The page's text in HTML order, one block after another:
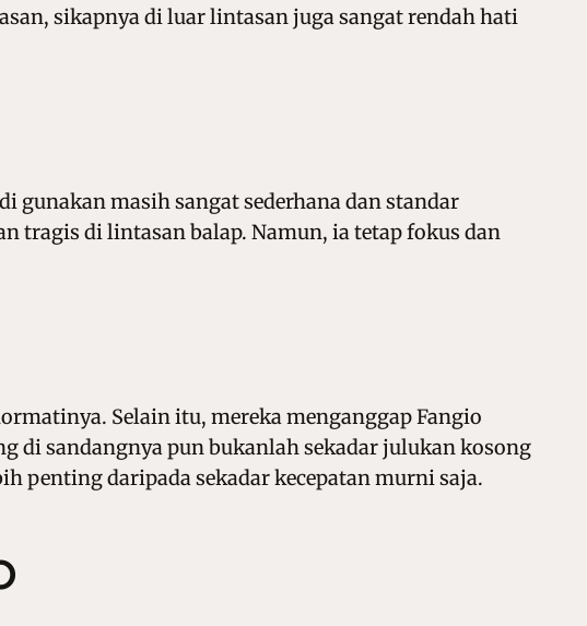
sikapnya di luar lintasan juga sangat rendah hati
gunakan masih sangat sederhana dan standar
tragis di lintasan balap. Namun, ia tetap fokus dan
Selain itu, mereka menganggap Fangio
di sandangnya pun bukanlah sekadar julukan kosong
penting daripada sekadar kecepatan murni saja.